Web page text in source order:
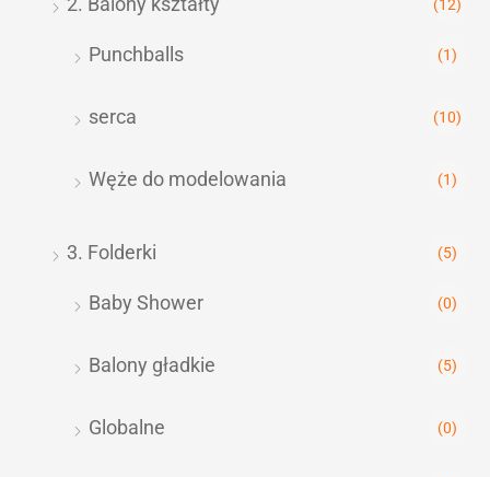
(12)
Punchballs (1)
serca (10)
Węże do modelowania (1)
3. Folderki (5)
Baby Shower (0)
Balony gładkie (5)
Globalne (0)